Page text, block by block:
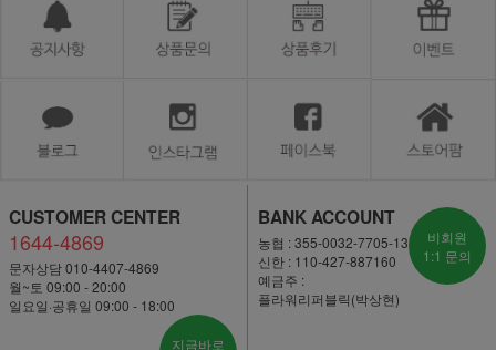
CUSTOMER CENTER
1644-4869
문자상담 010-4407-4869
월~토 09:00 - 20:00
일요일·공휴일 09:00 - 18:00
지금바로
BANK ACCOUNT
농협 : 355-0032-7705-13
신한 : 110-427-887160
예금주 :
플라워리퍼블릭(박상현)
비회원
1:1 문의